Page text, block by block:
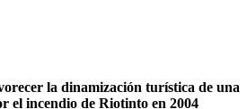
la dinamización turística de una
el incendio de Riotinto en 2004